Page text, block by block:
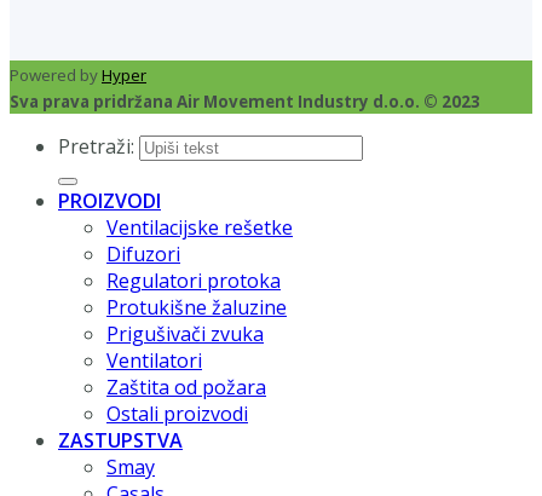
Powered byHyper
Sva prava pridržana Air Movement Industry d.o.o. © 2023
Pretraži:
PROIZVODI
Ventilacijske rešetke
Difuzori
Regulatori protoka
Protukišne žaluzine
Prigušivači zvuka
Ventilatori
Zaštita od požara
Ostali proizvodi
ZASTUPSTVA
Smay